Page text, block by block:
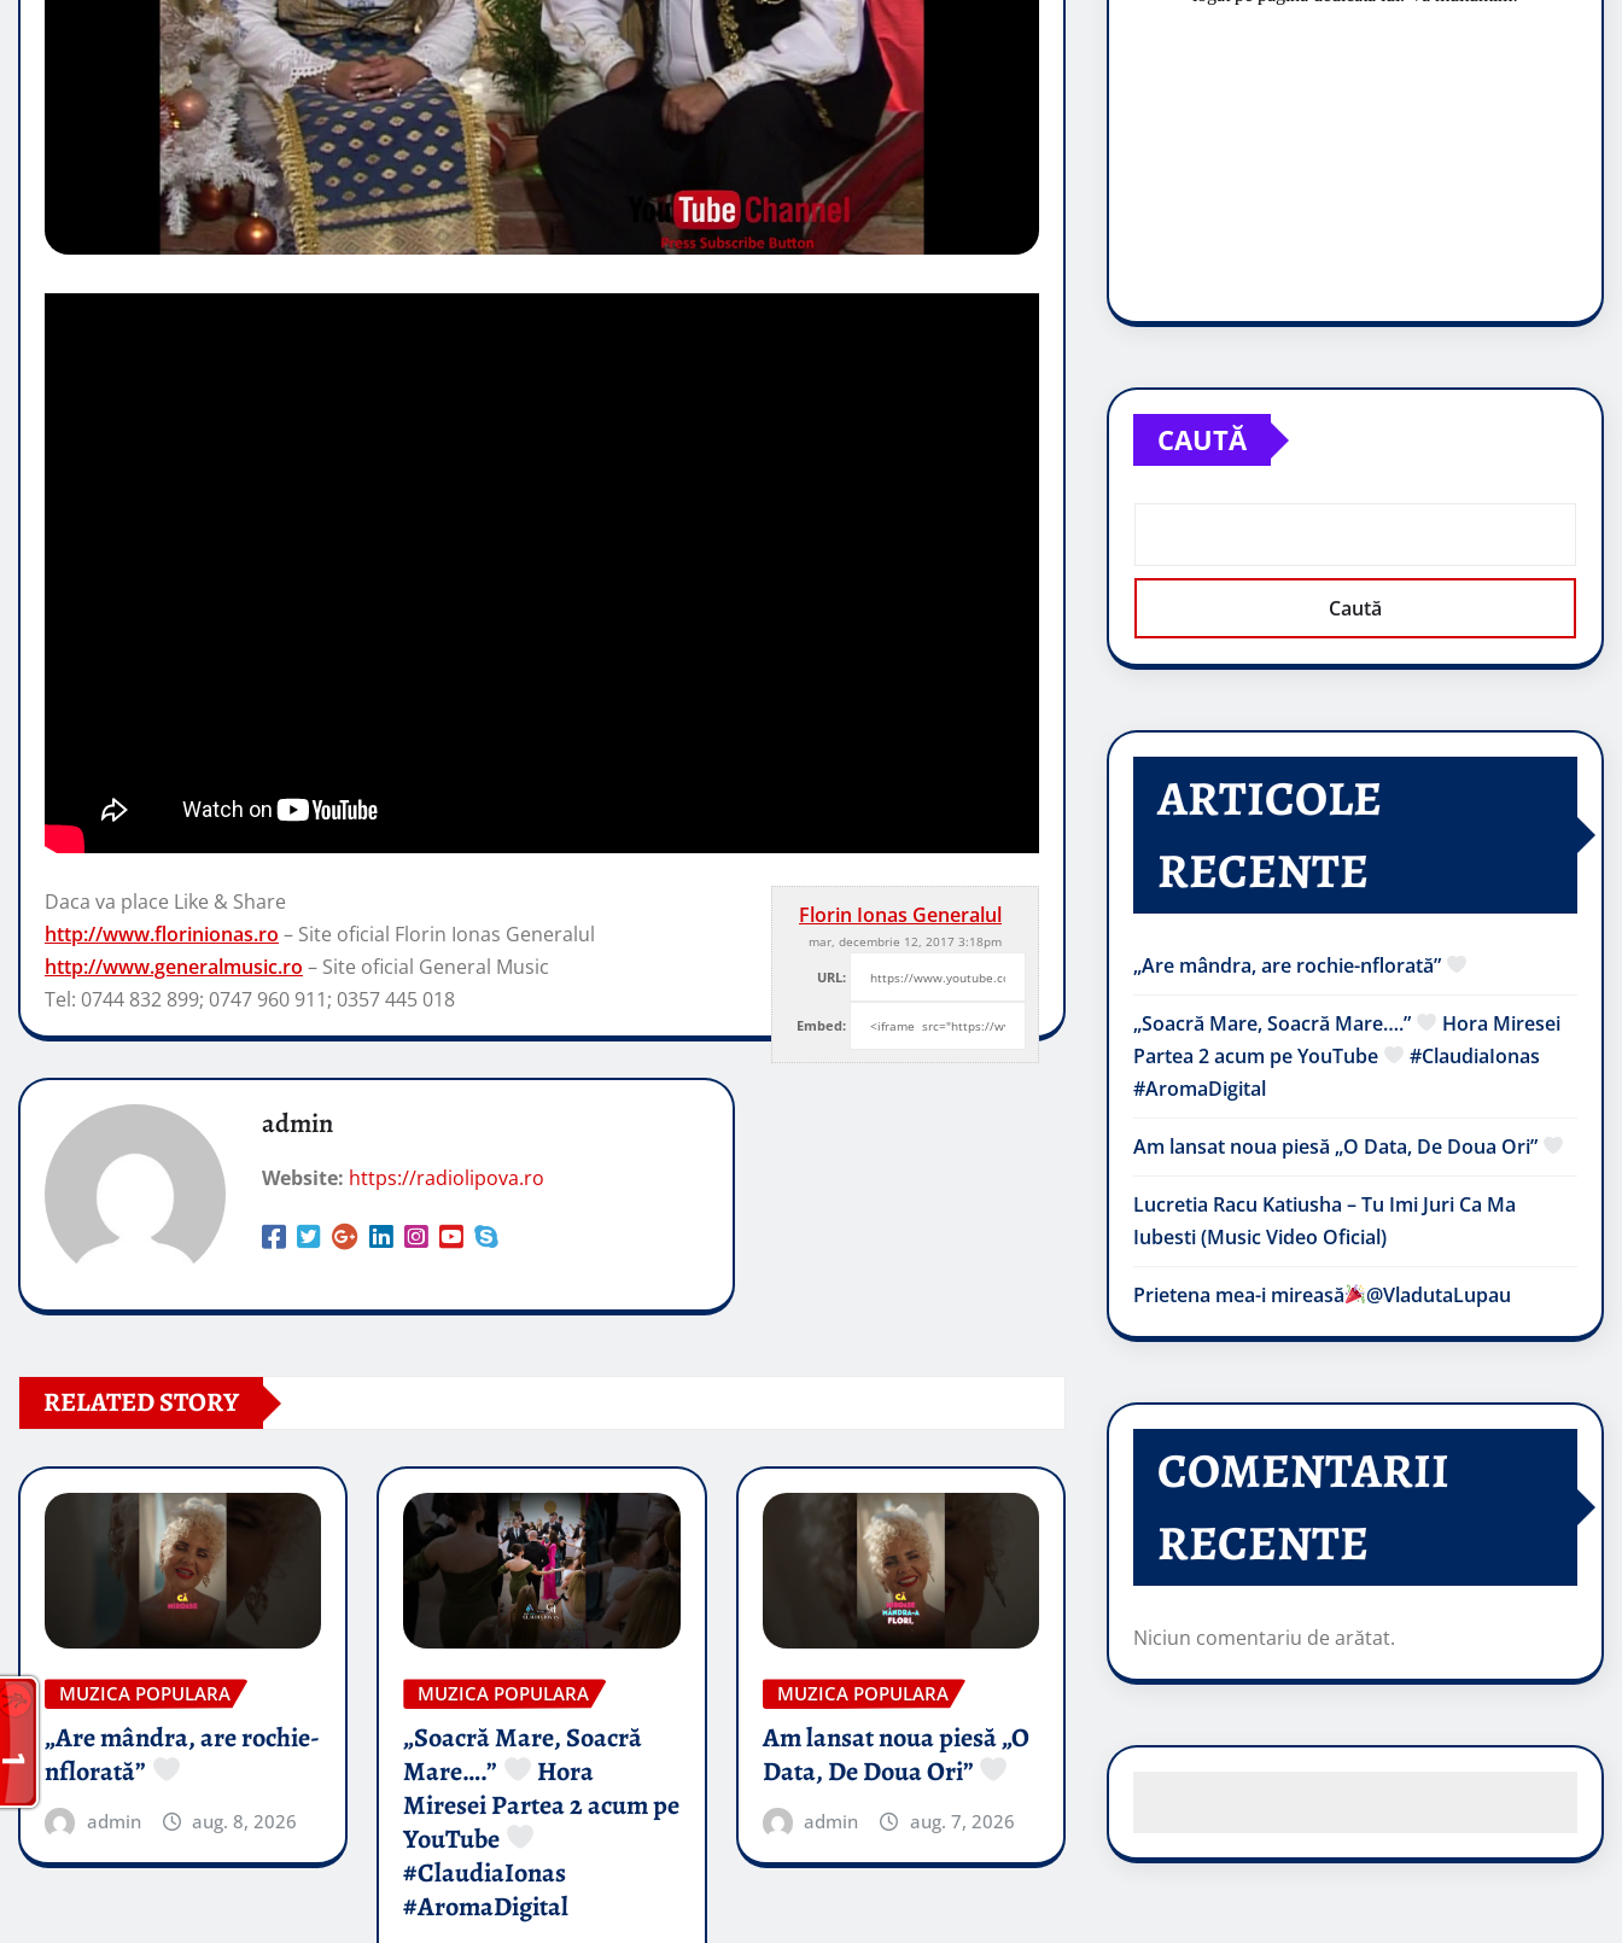
Florin Ionas Generalul
mar, decembrie 12, 2017 3:18pm
URL:
Embed:
Daca va place Like & Share
http://www.florinionas.ro – Site oficial Florin Ionas Generalul
http://www.generalmusic.ro – Site oficial General Music
Tel: 0744 832 899; 0747 960 911; 0357 445 018
admin
Website: https://radiolipova.ro
RELATED STORY
MUZICA POPULARA
„Are mândra, are rochie-
nflorată”
admin aug. 8, 2026
MUZICA POPULARA
„Soacră Mare, Soacră
Mare….”
Hora
Miresei Partea 2 acum pe
YouTube
#ClaudiaIonas
#AromaDigital
MUZICA POPULARA
Am lansat noua piesă „O
Data, De Doua Ori”
admin aug. 7, 2026
CAUTĂ
Caută
ARTICOLE
RECENTE
„Are mândra, are rochie-nflorată”
„Soacră Mare, Soacră Mare….”
Hora Miresei
Partea 2 acum pe YouTube
#ClaudiaIonas
#AromaDigital
Am lansat noua piesă „O Data, De Doua Ori”
Lucretia Racu Katiusha – Tu Imi Juri Ca Ma
Iubesti (Music Video Oficial)
Prietena mea-i mireasă​ @VladutaLupau
COMENTARII
RECENTE
Niciun comentariu de arătat.